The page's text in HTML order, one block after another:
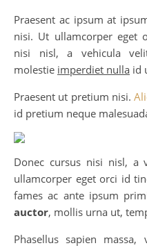
Praesent ac ipsum at
nisi. Ut ullamcorper eget
nisi nisl, a vehicula
molestie imperdiet nulla id
Praesent ut pretium nisi.
id pretium neque
Donec cursus nisi nisl, a
ullamcorper eget orci id
fames ac ante ipsum
auctor, mollis urna ut,
Phasellus sapien